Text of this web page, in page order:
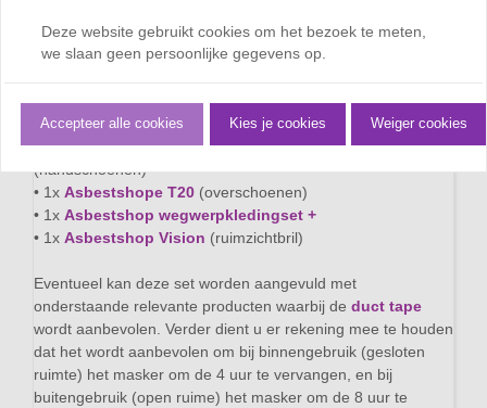
éénmalig gebruik.
• 1xAsbestshop C263V (stofmasker)
• 1xAsbestshop T100
(overall)
• 1xwerkhandschoenenofNitril handschoenen
(handschoenen)
• 1x Asbestshope T20 (overschoenen)
• 1x Asbestshop wegwerpkledingset +
• 1x Asbestshop Vision (ruimzichtbril)
Eventueel kan deze set worden aangevuld met
onderstaande relevante producten waarbij de duct tape
wordt aanbevolen. Verder dient u er rekening mee te houden
dat het wordt aanbevolen om bij binnengebruik (gesloten
ruimte) het masker om de 4 uur te vervangen, en bij
buitengebruik (open ruime) het masker om de 8 uur te
Deze website gebruikt cookies om het bezoek te meten,
we slaan geen persoonlijke gegevens op.
Accepteer alle cookies Kies je cookies Weiger cookies